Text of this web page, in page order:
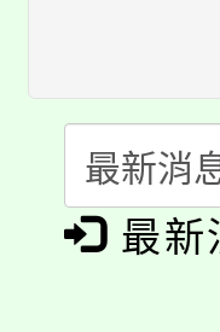
半價
者。
份教
大溪
份教
淨零
會
115年
程
「本
最新